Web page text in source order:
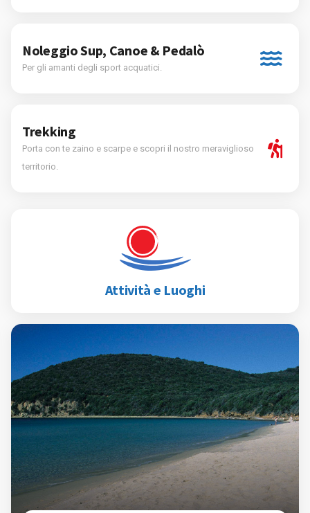
Noleggio Sup, Canoe & Pedalò
Per gli amanti degli sport acquatici.
Trekking
Porta con te zaino e scarpe e scopri il nostro meraviglioso
territorio.
Attività e Luoghi